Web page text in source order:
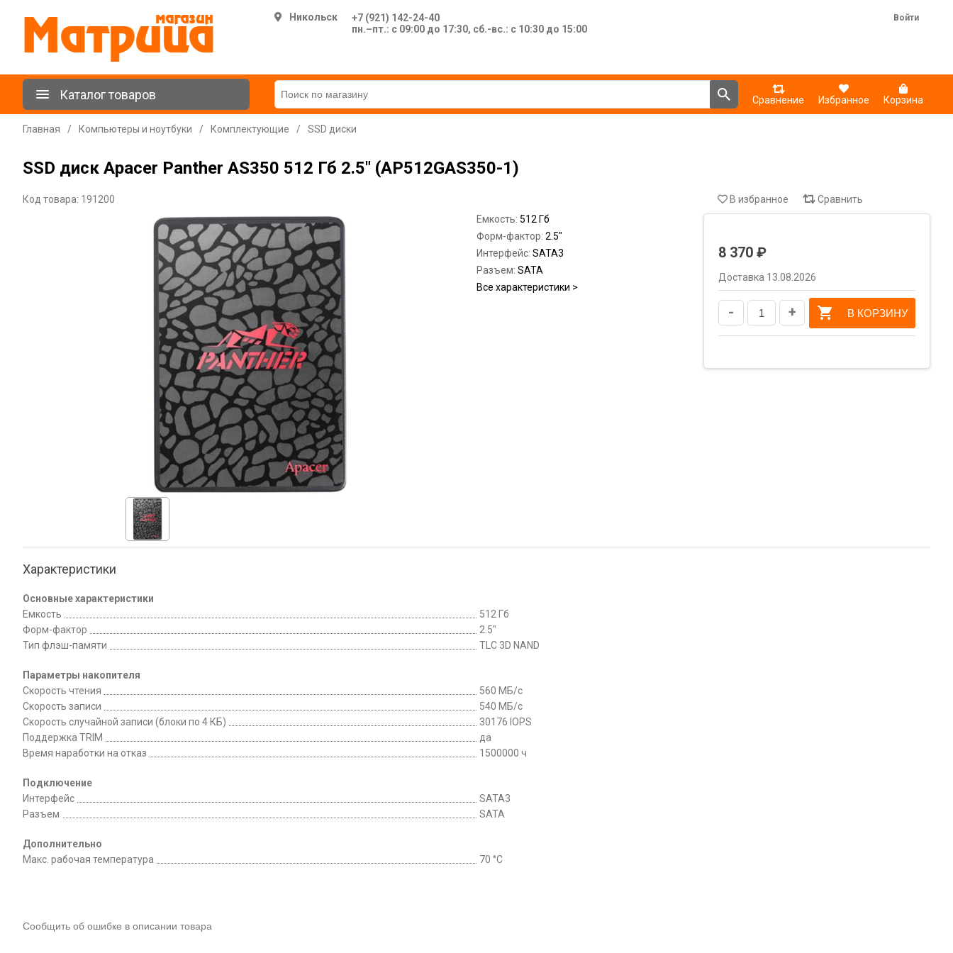
Никольск
+7 (921) 142-24-40
пн.–пт.: с 09:00 до 17:30, сб.-вс.: с 10:30 до 15:00
Войти
Каталог товаров Сравнение Избранное Корзина
Главная / Компьютеры и ноутбуки / Комплектующие / SSD диски
SSD диск Apacer Panther AS350 512 Гб 2.5" (AP512GAS350-1)
Код товара: 191200
Емкость: 512 Гб
Форм-фактор: 2.5"
Интерфейс: SATA3
Разъем: SATA
Все характеристики >
В избранное Сравнить
8 370 ₽
Доставка 13.08.2026
- + В КОРЗИНУ
Характеристики
Основные характеристики
Емкость
512 Гб
Форм-фактор
2.5"
Тип флэш-памяти
TLC 3D NAND
Параметры накопителя
Скорость чтения
560 МБ/с
Скорость записи
540 МБ/с
Скорость случайной записи (блоки по 4 КБ)
30176 IOPS
Поддержка TRIM
да
Время наработки на отказ
1500000 ч
Подключение
Интерфейс
SATA3
Разъем
SATA
Дополнительно
Макс. рабочая температура
70 °C
Сообщить об ошибке в описании товара